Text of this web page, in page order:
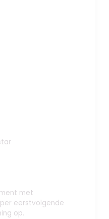
met
eerstvolgende
op.